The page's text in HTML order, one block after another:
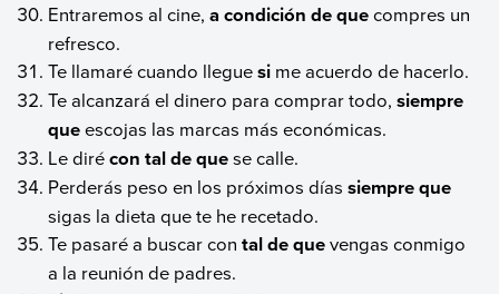
Entraremos al cine,a condición de quecompres un
refresco.
Te llamaré cuando lleguesi me acuerdo de hacerlo.
Te alcanzará el dinero para comprar todo,siempre
queescojas las marcas más económicas.
Le dirécon tal de quese calle.
Perderás peso en los próximos díassiempre que
sigas la dieta que te he recetado.
Te pasaré a buscar contal de quevengas conmigo
a la reunión de padres.